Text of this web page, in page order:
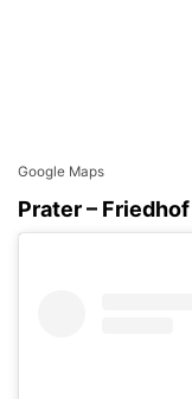
Google Maps
Prater –